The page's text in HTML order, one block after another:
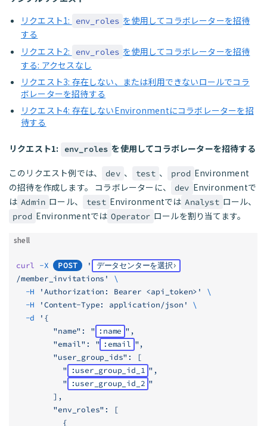
リクエスト1:
env_roles を使用してコラボレーターを招待
する
リクエスト2:
env_roles を使用してコラボレーターを招待
する: アクセスなし
リクエスト3: 存在しない、または利用できないロールでコラ
ボレーターを招待する
リクエスト4: 存在しないEnvironmentにコラボレーターを招
待する
リクエスト1: env_roles を使用してコラボレーターを招待する
このリクエスト例では、 dev 、 test 、 prod Environment
の招待を作成します。 コラボレーターに、
dev Environmentで
は Admin ロール、 test Environmentでは Analyst ロール、
prod Environmentでは Operator ロールを割り当てます。
shell
curl -X POST '
データセンターを選択
/member_invitations'
\
  -H
'Authorization: Bearer <api_token>'
\
  -H
'Content-Type: application/json'
\
  -d
'{
        "name": "
:name ",
        "email": "
:email ",
        "user_group_ids": [
          "
:user_group_id_1 ",
          "
:user_group_id_2 "
        ],
        "env_roles": [
          {